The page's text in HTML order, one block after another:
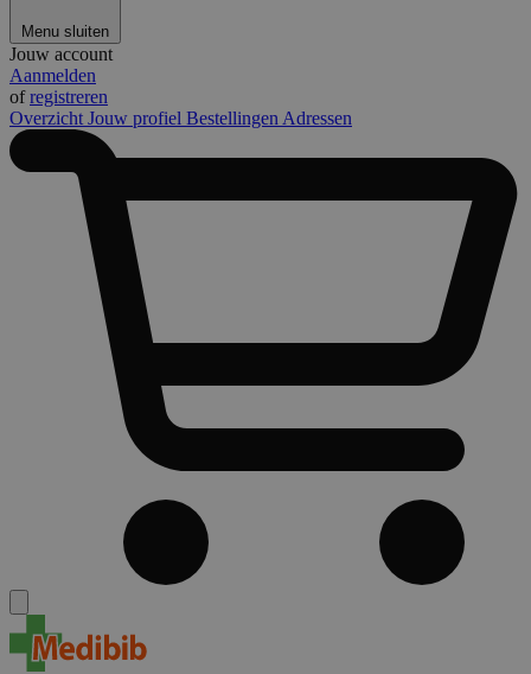
Menu sluiten
Jouw account
Aanmelden
ofregistreren
Overzicht Jouw profiel Bestellingen Adressen